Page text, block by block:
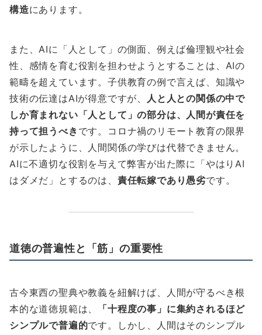
構造にあります。
また、AIに「人として」の側面、例えば倫理観や社会
性、感情を育む役割を担わせようとすることは、AIの
範疇を超えています。子供教育の例で言えば、知識や
技術の伝達はAIが得意ですが、 人と人との関係の中で
しか育まれない「人として」の部分は、人間が責任を
持って担うべき です。コロナ禍のリモート教育の限界
が示したように、人間関係の学びは代替できません。
AIに不適切な役割を与えて弊害が出た際に「やはりAI
はダメだ」とするのは、 責任転嫁であり愚劣です。
道徳の普遍性と「筋」の重要性
古今東西の聖典や教義を紐解けば、人間が守るべき根
本的な道徳規範は、
「十程度の事」に集約されるほど
シンプルで普遍的です。しかし、人間はそのシンプル